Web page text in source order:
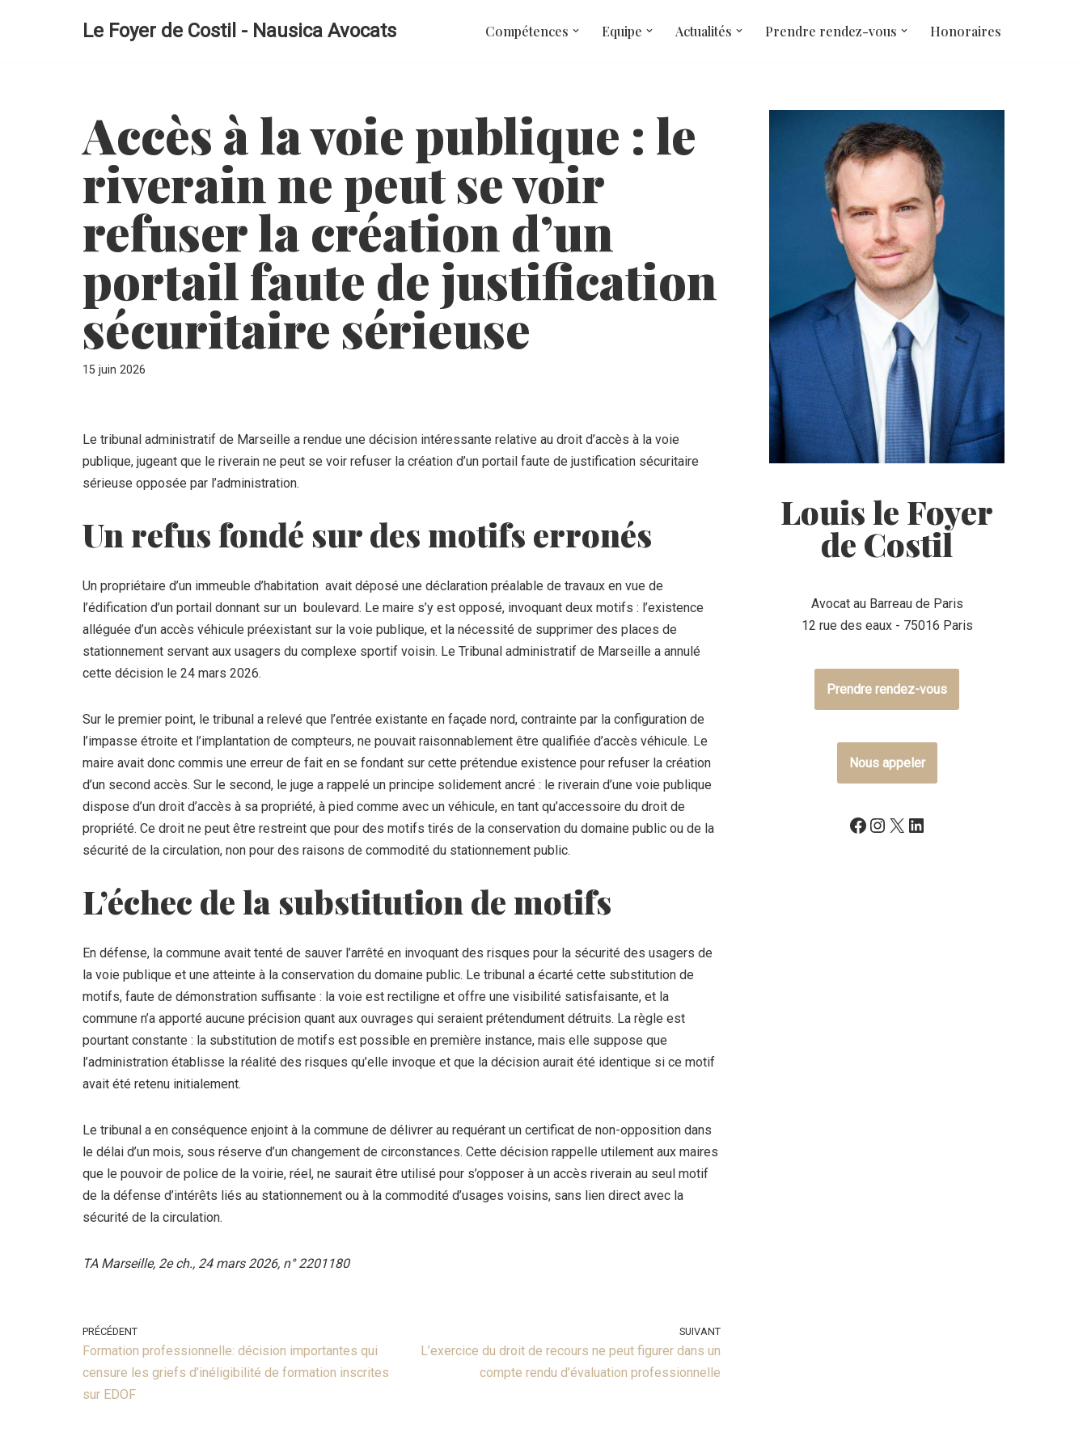
Le Foyer de Costil - Nausica Avocats Compétences Equipe Actualités Prendre rendez-vous Honoraires
Accès à la voie publique : le
riverain ne peut se voir
refuser la création d’un
portail faute de justification
sécuritaire sérieuse
15 juin 2026
Le tribunal administratif de Marseille a rendue une décision intéressante relative au droit d’accès à la voie
publique, jugeant que le riverain ne peut se voir refuser la création d’un portail faute de justification sécuritaire
sérieuse opposée par l’administration.
Un refus fondé sur des motifs erronés
Un propriétaire d’un immeuble d’habitation avait déposé une déclaration préalable de travaux en vue de
l’édification d’un portail donnant sur un boulevard. Le maire s’y est opposé, invoquant deux motifs : l’existence
alléguée d’un accès véhicule préexistant sur la voie publique, et la nécessité de supprimer des places de
stationnement servant aux usagers du complexe sportif voisin. Le Tribunal administratif de Marseille a annulé
cette décision le 24 mars 2026.
Sur le premier point, le tribunal a relevé que l’entrée existante en façade nord, contrainte par la configuration de
l’impasse étroite et l’implantation de compteurs, ne pouvait raisonnablement être qualifiée d’accès véhicule. Le
maire avait donc commis une erreur de fait en se fondant sur cette prétendue existence pour refuser la création
d’un second accès. Sur le second, le juge a rappelé un principe solidement ancré : le riverain d’une voie publique
dispose d’un droit d’accès à sa propriété, à pied comme avec un véhicule, en tant qu’accessoire du droit de
propriété. Ce droit ne peut être restreint que pour des motifs tirés de la conservation du domaine public ou de la
sécurité de la circulation, non pour des raisons de commodité du stationnement public.
L’échec de la substitution de motifs
En défense, la commune avait tenté de sauver l’arrêté en invoquant des risques pour la sécurité des usagers de
la voie publique et une atteinte à la conservation du domaine public. Le tribunal a écarté cette substitution de
motifs, faute de démonstration suffisante : la voie est rectiligne et offre une visibilité satisfaisante, et la
commune n’a apporté aucune précision quant aux ouvrages qui seraient prétendument détruits. La règle est
pourtant constante : la substitution de motifs est possible en première instance, mais elle suppose que
l’administration établisse la réalité des risques qu’elle invoque et que la décision aurait été identique si ce motif
avait été retenu initialement.
Le tribunal a en conséquence enjoint à la commune de délivrer au requérant un certificat de non-opposition dans
le délai d’un mois, sous réserve d’un changement de circonstances. Cette décision rappelle utilement aux maires
que le pouvoir de police de la voirie, réel, ne saurait être utilisé pour s’opposer à un accès riverain au seul motif
de la défense d’intérêts liés au stationnement ou à la commodité d’usages voisins, sans lien direct avec la
sécurité de la circulation.
TA Marseille, 2e ch., 24 mars 2026, n° 2201180
PRÉCÉDENT
Formation professionnelle: décision importantes qui
censure les griefs d’inéligibilité de formation inscrites
sur EDOF
SUIVANT
L’exercice du droit de recours ne peut figurer dans un
compte rendu d’évaluation professionnelle
Louis le Foyer
de Costil
Avocat au Barreau de Paris
12 rue des eaux - 75016 Paris
Prendre rendez-vous
Nous appeler